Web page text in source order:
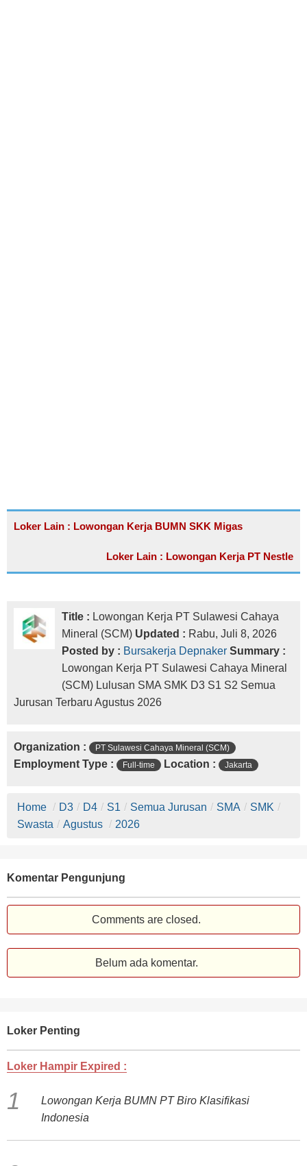
Loker Lain : Lowongan Kerja BUMN SKK Migas
Loker Lain : Lowongan Kerja PT Nestle
Title : Lowongan Kerja PT Sulawesi Cahaya
Mineral (SCM) Updated : Rabu, Juli 8, 2026
Posted by : Bursakerja Depnaker Summary :
Lowongan Kerja PT Sulawesi Cahaya Mineral
(SCM) Lulusan SMA SMK D3 S1 S2 Semua
Jurusan Terbaru Agustus 2026
Organization : PT Sulawesi Cahaya Mineral (SCM)
Employment Type : Full-time Location : Jakarta
Home / D3 / D4 / S1 / Semua Jurusan / SMA / SMK /
Swasta / Agustus / 2026
Komentar Pengunjung
Comments are closed.
Belum ada komentar.
Loker Penting
Loker Hampir Expired :
Lowongan Kerja BUMN PT Biro Klasifikasi
Indonesia